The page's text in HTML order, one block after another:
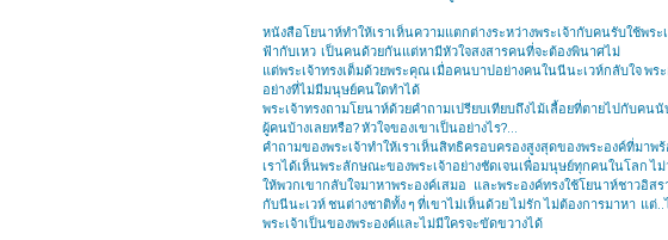
หนังสือโยนาห์ทำให้เราเห็นความแตกต่างระหว่างพระเจ้ากับคนรับใช้พระ
ฟ้ากับเหว เป็นคนด้วยกันแต่หามีหัวใจสงสารคนที่จะต้องพินาศไม่
แต่พระเจ้าทรงเต็มด้วยพระคุณ เมื่อคนบาปอย่างคนในนีนะเวห์กลับใจ พ
อย่างที่ไม่มีมนุษย์คนใดทำได้
พระเจ้าทรงถามโยนาห์ด้วยคำถามเปรียบเทียบถึงไม้เลื้อยที่ตายไปกับคน
ผู้คนบ้างเลยหรือ? หัวใจของเขาเป็นอย่างไร?…
คำถามของพระเจ้าทำให้เราเห็นสิทธิครอบครองสูงสุดของพระองค์ที่มาพ
เราได้เห็นพระลักษณะของพระเจ้าอย่างชัดเจนเพื่อมนุษย์ทุกคนในโลก
ให้พวกเขากลับใจมาหาพระองค์เสมอ และพระองค์ทรงใช้โยนาห์ชาวอิส
กับนีนะเวห์ ชนต่างชาติทั้ง ๆ ที่เขาไม่เห็นด้วย ไม่รัก ไม่ต้องการมาหา แต่
พระเจ้าเป็นของพระองค์และไม่มีใครจะขัดขวางได้